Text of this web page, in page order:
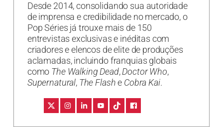
Desde 2014, consolidando sua autoridade
de imprensa e credibilidade no mercado, o
Pop Séries já trouxe mais de 150
entrevistas exclusivas e inéditas com
criadores e elencos de elite de produções
aclamadas, incluindo franquias globais
como The Walking Dead,Doctor Who,
Supernatural, The Flashe Cobra Kai.